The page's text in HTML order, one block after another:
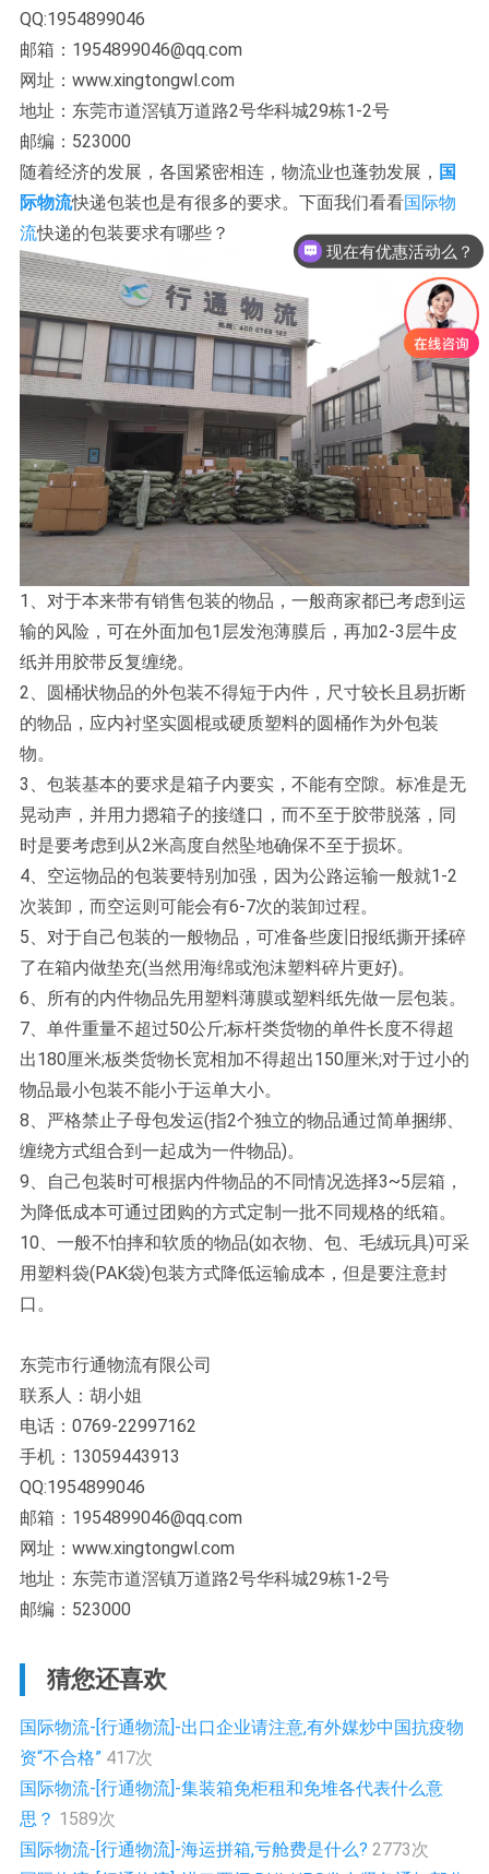
QQ:1954899046
邮箱：1954899046@qq.com
网址：www.xingtongwl.com
地址：东莞市道滘镇万道路2号华科城29栋1-2号
邮编：523000
随着经济的发展，各国紧密相连，物流业也蓬勃发展， 国
际物流快递包装也是有很多的要求。下面我们看看国际物
流快递的包装要求有哪些？
1、对于本来带有销售包装的物品，一般商家都已考虑到运
输的风险，可在外面加包1层发泡薄膜后，再加2-3层牛皮
纸并用胶带反复缠绕。
2、圆桶状物品的外包装不得短于内件，尺寸较长且易折断
的物品，应内衬坚实圆棍或硬质塑料的圆桶作为外包装
物。
3、包装基本的要求是箱子内要实，不能有空隙。标准是无
晃动声，并用力摁箱子的接缝口，而不至于胶带脱落，同
时是要考虑到从2米高度自然坠地确保不至于损坏。
4、空运物品的包装要特别加强，因为公路运输一般就1-2
次装卸，而空运则可能会有6-7次的装卸过程。
5、对于自己包装的一般物品，可准备些废旧报纸撕开揉碎
了在箱内做垫充(当然用海绵或泡沫塑料碎片更好)。
6、所有的内件物品先用塑料薄膜或塑料纸先做一层包装。
7、单件重量不超过50公斤;标杆类货物的单件长度不得超
出180厘米;板类货物长宽相加不得超出150厘米;对于过小的
物品最小包装不能小于运单大小。
8、严格禁止子母包发运(指2个独立的物品通过简单捆绑、
缠绕方式组合到一起成为一件物品)。
9、自己包装时可根据内件物品的不同情况选择3~5层箱，
为降低成本可通过团购的方式定制一批不同规格的纸箱。
10、一般不怕摔和软质的物品(如衣物、包、毛绒玩具)可采
用塑料袋(PAK袋)包装方式降低运输成本，但是要注意封
口。
东莞市行通物流有限公司
联系人：胡小姐
电话：0769-22997162
手机：13059443913
QQ:1954899046
邮箱：1954899046@qq.com
网址：www.xingtongwl.com
地址：东莞市道滘镇万道路2号华科城29栋1-2号
邮编：523000
猜您还喜欢
国际物流-[行通物流]-出口企业请注意,有外媒炒中国抗疫物
资“不合格” 417次
国际物流-[行通物流]-集装箱免柜租和免堆各代表什么意
思？ 1589次
国际物流-[行通物流]-海运拼箱,亏舱费是什么? 2773次
现在有优惠活动么？